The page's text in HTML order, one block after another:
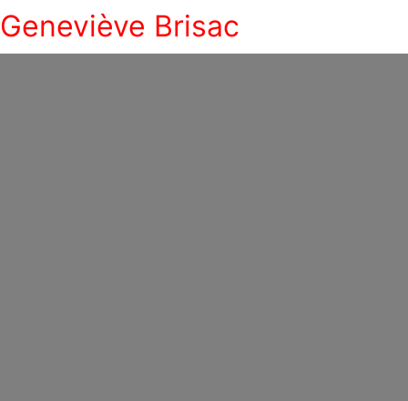
Geneviève Brisac